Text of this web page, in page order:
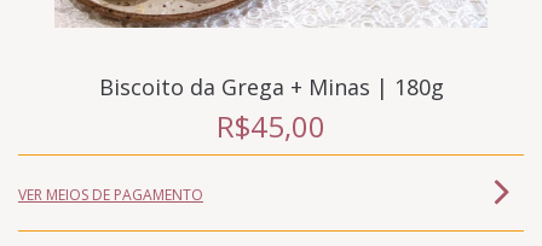
Biscoito da Grega + Minas | 180g
R$45,00
VER MEIOS DE PAGAMENTO